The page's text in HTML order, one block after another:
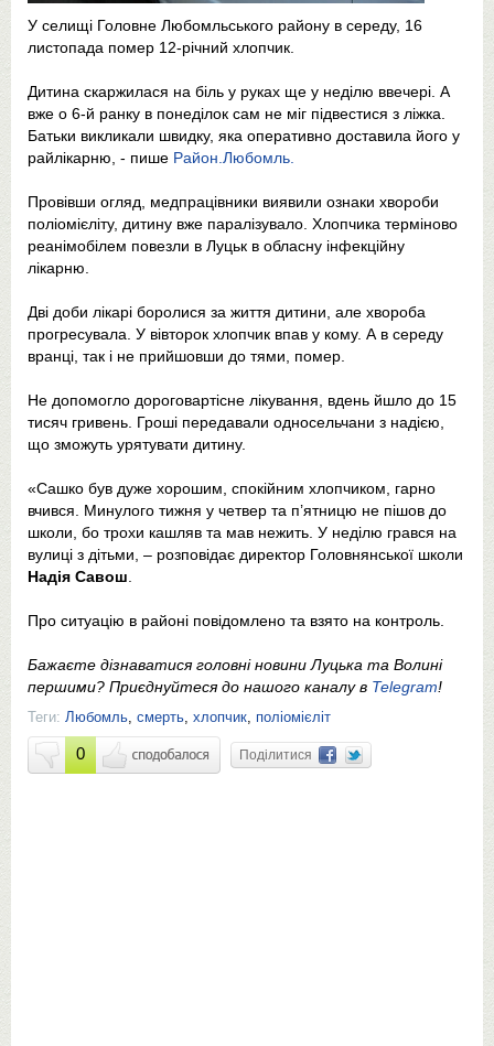
У селищі Головне Любомльського району в середу, 16
листопада помер 12-річний хлопчик.
Дитина скаржилася на біль у руках ще у неділю ввечері. А
вже о 6-й ранку в понеділок сам не міг підвестися з ліжка.
Батьки викликали швидку, яка оперативно доставила його у
райлікарню, - пише Район.Любомль.
Провівши огляд, медпрацівники виявили ознаки хвороби
поліомієліту, дитину вже паралізувало. Хлопчика терміново
реанімобілем повезли в Луцьк в обласну інфекційну
лікарню.
Дві доби лікарі боролися за життя дитини, але хвороба
прогресувала. У вівторок хлопчик впав у кому. А в середу
вранці, так і не прийшовши до тями, помер.
Не допомогло дороговартісне лікування, вдень йшло до 15
тисяч гривень. Гроші передавали односельчани з надією,
що зможуть урятувати дитину.
«Сашко був дуже хорошим, спокійним хлопчиком, гарно
вчився. Минулого тижня у четвер та п’ятницю не пішов до
школи, бо трохи кашляв та мав нежить. У неділю грався на
вулиці з дітьми, – розповідає директор Головнянської школи
Надія Савош
Про ситуацію в районі повідомлено та взято на контроль.
Бажаєте дізнаватися головні новини Луцька та Волині
першими? Приєднуйтеся до нашого каналу в Telegram!
Теги: Любомль, смерть, хлопчик, поліомієліт
0 Поділитися